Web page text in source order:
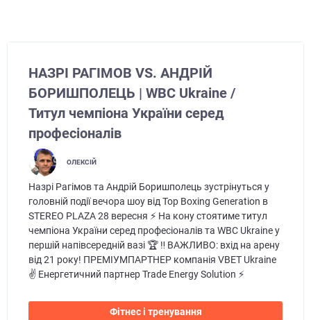
НАЗРІ РАГІМОВ VS. АНДРІЙ
БОРИШПОЛЕЦЬ | WBC Ukraine /
Титул чемпіона України серед
професіоналів
ОЛЕКСІЙ
Назрі Рагімов та Андрій Боришполець зустрінуться у
головній події вечора шоу від Top Boxing Generation в
STEREO PLAZA 28 вересня ⚡ На кону стоятиме титул
чемпіона України серед професіоналів та WBC Ukraine у
першій напівсередній вазі 🏆 ‼️ ВАЖЛИВО: вхід на арену
від 21 року! ПРЕМІУМПАРТНЕР компанія VBET Ukraine
✌️ Енергетичний партнер Trade Energy Solution ⚡
Фітнес і тренування